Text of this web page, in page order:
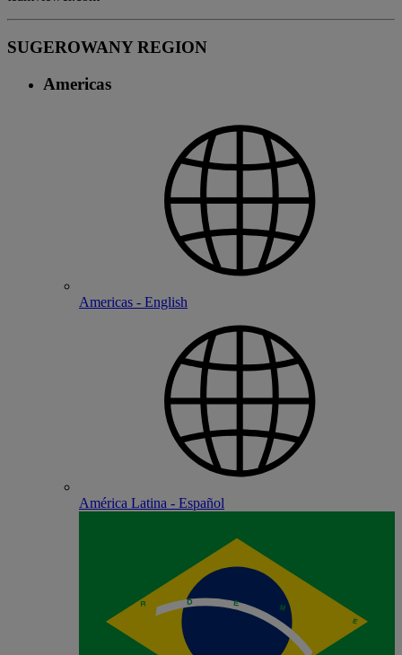
SUGEROWANY REGION
Americas
Americas - English
América Latina - Español